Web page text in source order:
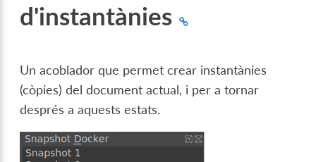
d'instantànies
Un acoblador que permet crear instantànies
(còpies) del document actual, i per a tornar
després a aquests estats.